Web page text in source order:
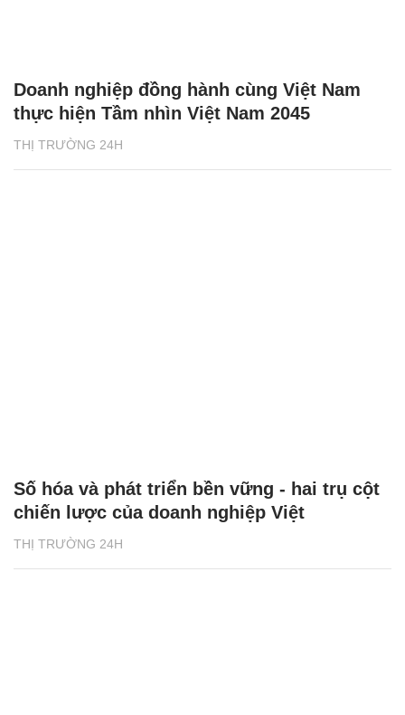
THỊ TRƯỜNG 24H
Doanh nghiệp đồng hành cùng Việt Nam
thực hiện Tầm nhìn Việt Nam 2045
THỊ TRƯỜNG 24H
Số hóa và phát triển bền vững - hai trụ cột
chiến lược của doanh nghiệp Việt